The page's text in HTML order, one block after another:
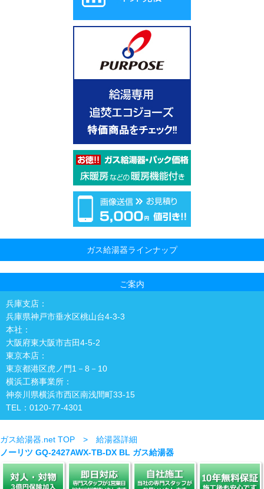
ガス給湯器ラインナップ
ご案内
兵庫支店：
兵庫県神戸市垂水区桃山台4-3-3
本社：
大阪府東大阪市吉田4-5-2
東京本店：
東京都港区虎ノ門1－8－10
横浜工務事業所：
神奈川県横浜市西区南浅間町33-15
TEL：0120-77-4301
ガス給湯器.net TOP > 給湯器詳細
ノーリツ GQ-2427AWX-TB-DX BL ガス給湯器